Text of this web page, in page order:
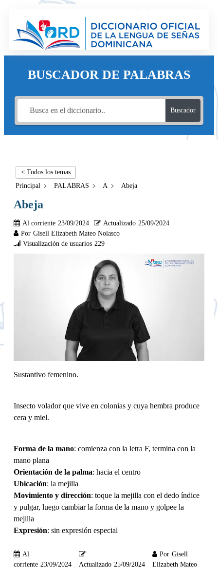
BUSCADOR DE PALABRAS
Buscador
< Todos los temas
Principal
PALABRAS A Abeja
Abeja
Al corriente 23/09/2024 Actualizado 25/09/2024
Por Gisell Elizabeth Mateo Nolasco
Visualización de usuarios 229
Sustantivo femenino.
Insecto volador que vive en colonias y cuya hembra produce
cera y miel.
Forma de la mano: comienza con la letra F, termina con la
mano plana
Orientación de la palma: hacia el centro
Ubicación: la mejilla
Movimiento y dirección: toque la mejilla con el dedo índice
y pulgar, luego cambiar la forma de la mano y golpee la
mejilla
Expresión: sin expresión especial
Al
corriente 23/09/2024 Actualizado 25/09/2024
Por Gisell
Elizabeth Mateo